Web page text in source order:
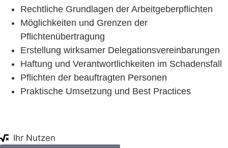
Rechtliche Grundlagen der Arbeitgeberpflichten
Möglichkeiten und Grenzen der
Pflichtenübertragung
Erstellung wirksamer Delegationsvereinbarungen
Haftung und Verantwortlichkeiten im Schadensfall
Pflichten der beauftragten Personen
Praktische Umsetzung und Best Practices
Ihr Nutzen